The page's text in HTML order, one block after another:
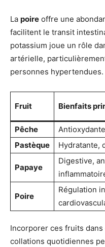
La poire offre une
facilitent le transit
potassium joue un rôle
artérielle,
personnes hypertendues.
Fruit Bienfaits
Pêche
Pastèque
Hydratante,
Papaye
Digestive,
Poire
Régulation
Incorporer ces fruits
collations quotidiennes